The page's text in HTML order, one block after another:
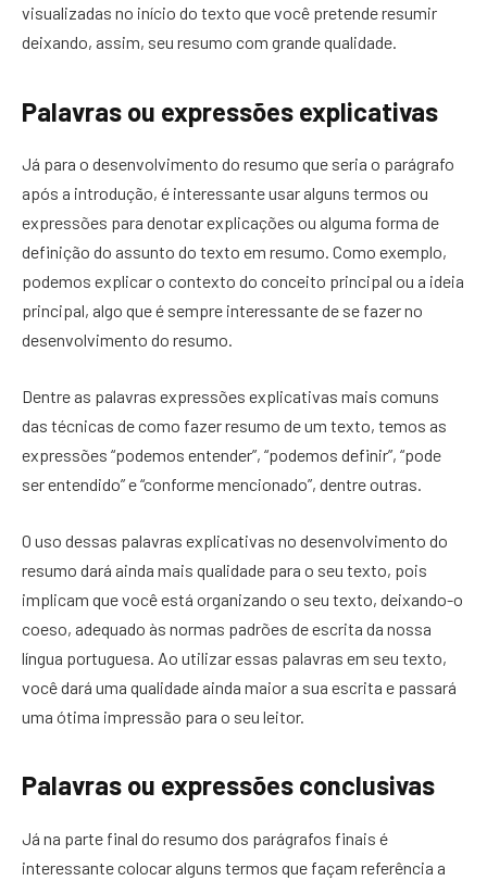
visualizadas no início do texto que você pretende resumir
deixando, assim, seu resumo com grande qualidade.
Palavras ou expressões explicativas
Já para o desenvolvimento do resumo que seria o parágrafo
após a introdução, é interessante usar alguns termos ou
expressões para denotar explicações ou alguma forma de
definição do assunto do texto em resumo. Como exemplo,
podemos explicar o contexto do conceito principal ou a ideia
principal, algo que é sempre interessante de se fazer no
desenvolvimento do resumo.
Dentre as palavras expressões explicativas mais comuns
das técnicas de como fazer resumo de um texto, temos as
expressões “podemos entender”, “podemos definir”, “pode
ser entendido” e “conforme mencionado”, dentre outras.
O uso dessas palavras explicativas no desenvolvimento do
resumo dará ainda mais qualidade para o seu texto, pois
implicam que você está organizando o seu texto, deixando-o
coeso, adequado às normas padrões de escrita da nossa
língua portuguesa. Ao utilizar essas palavras em seu texto,
você dará uma qualidade ainda maior a sua escrita e passará
uma ótima impressão para o seu leitor.
Palavras ou expressões conclusivas
Já na parte final do resumo dos parágrafos finais é
interessante colocar alguns termos que façam referência a